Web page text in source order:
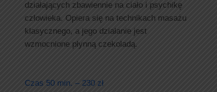
działających zbawiennie na ciało i psychikę
człowieka. Opiera się na technikach masażu
klasycznego, a jego działanie jest
wzmocnione płynną czekoladą.
Czas 50 min. – 230 zł